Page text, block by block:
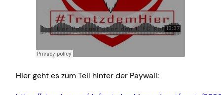
Hier geht es zum Teil hinter der Paywall: